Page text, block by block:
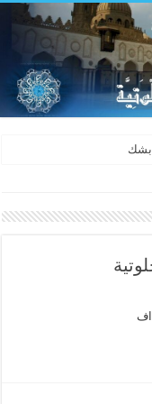
الجديد
اف